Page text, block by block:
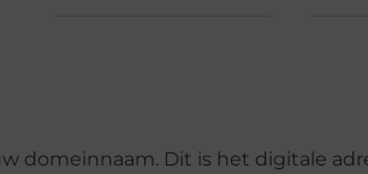
domeinnaam. Dit is het digitale